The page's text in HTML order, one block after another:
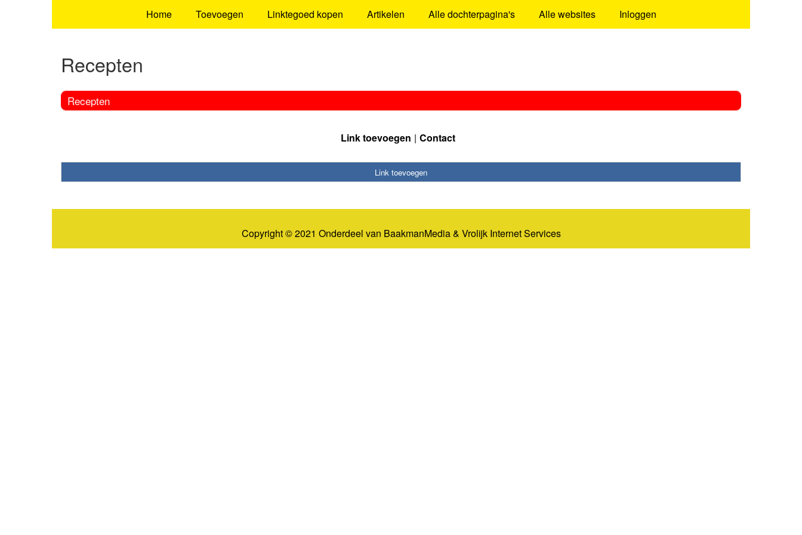
Home Toevoegen Linktegoed kopen Artikelen Alle dochterpagina's Alle websites Inloggen
Recepten
Recepten
Link toevoegen Contact
Link toevoegen
Copyright © 2021 Onderdeel van BaakmanMedia& Vrolijk Internet Services